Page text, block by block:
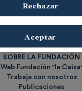
Investigación y becas
Etiquetas
SOBRE LA FUNDACIÓN
Web Fundación "la
Trabaja con nosotros
Publicaciones
Rechazar
Aceptar